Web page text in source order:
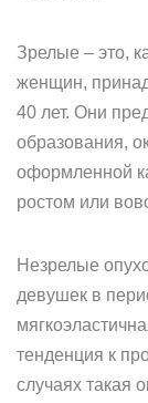
Зрелые – это,
женщин,
40 лет. Они
образования,
оформленной
ростом или
Незрелые
девушек в
тенденция к
случаях такая